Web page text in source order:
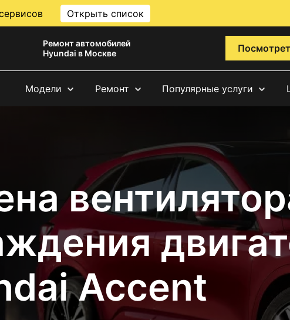
Открыть список
Ремонт автомобилей
Hyundai в Москве
Модели Ремонт Популярные услуги
Accent